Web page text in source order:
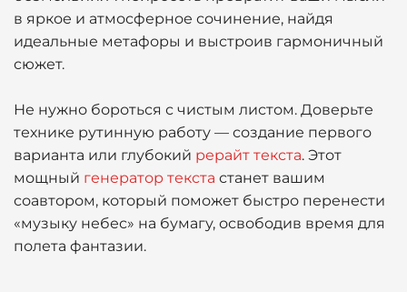
в яркое и атмосферное сочинение, найдя
идеальные метафоры и выстроив гармоничный
сюжет.
Не нужно бороться с чистым листом. Доверьте
технике рутинную работу — создание первого
варианта или глубокий рерайт текста. Этот
мощный генератор текста станет вашим
соавтором, который поможет быстро перенести
«музыку небес» на бумагу, освободив время для
полета фантазии.